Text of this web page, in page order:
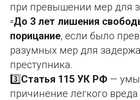
при превышении мер для
▫️До 3 лет лишения
порицание, если было
разумных мер для
преступника.
3️⃣Статья 115 УК РФ —
причинение легкого